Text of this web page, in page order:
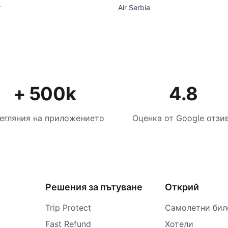
Air Serbia
+ 500k
на приложението
4.8
Оценка от Google
Решения за пътуване
Trip Protect
Fast Refund
Открий
Самолетни
Хотели